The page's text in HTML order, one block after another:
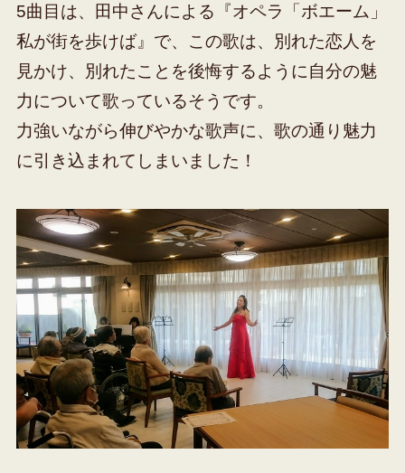
5曲目は、田中さんによる『オペラ「ボエーム」
私が街を歩けば』で、この歌は、別れた恋人を
見かけ、別れたことを後悔するように自分の魅
力について歌っているそうです。
力強いながら伸びやかな歌声に、歌の通り魅力
に引き込まれてしまいました！